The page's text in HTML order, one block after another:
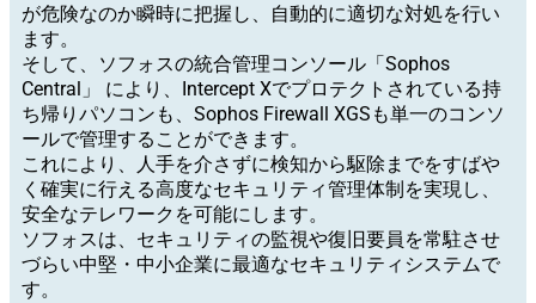
が危険なのか瞬時に把握し、自動的に適切な対処を行い
ます。
そして、ソフォスの統合管理コンソール「Sophos
Central」 により、Intercept Xでプロテクトされている持
ち帰りパソコンも、Sophos Firewall XGSも単一のコンソ
ールで管理することができます。
これにより、人手を介さずに検知から駆除までをすばや
く確実に行える高度なセキュリティ管理体制を実現し、
安全なテレワークを可能にします。
ソフォスは、セキュリティの監視や復旧要員を常駐させ
づらい中堅・中小企業に最適なセキュリティシステムで
す。